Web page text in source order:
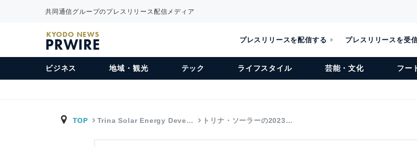
共同通信グループのプレスリリース配信メディア
KYODO NEWS
PRWIRE プレスリリースを配信する プレスリリースを受
ビジネス 地域・観光 テック ライフスタイル 芸能・文化 フー
TOP Trina Solar Energy Deve… トリナ・ソーラーの2023…